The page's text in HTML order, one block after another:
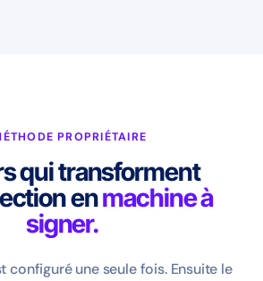
PROPRIÉTAIRE
qui transforment
enmachine à
signer.
configuré une seule fois. Ensuite le